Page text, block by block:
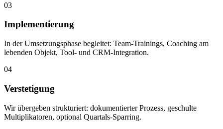
03
Implementierung
In der Umsetzungsphase begleitet: Team-Trainings, Coaching am
lebenden Objekt, Tool- und CRM-Integration.
04
Verstetigung
Wir übergeben strukturiert: dokumentierter Prozess, geschulte
Multiplikatoren, optional Quartals-Sparring.